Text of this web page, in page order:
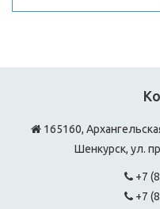
165160,
Шенкурск, ул.
+7
+7